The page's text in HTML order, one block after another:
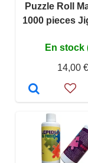
Puzzle Roll
1000 pieces
En stock
14,00 €